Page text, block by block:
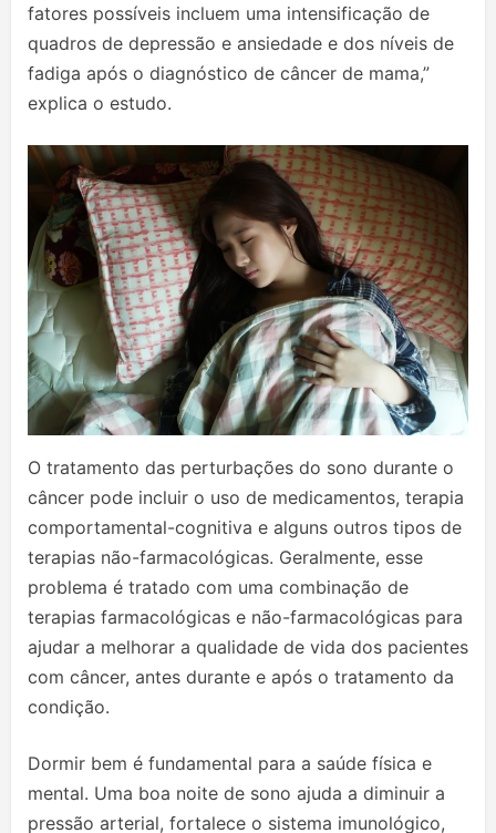
fatores possíveis incluem uma intensificação de
quadros de depressão e ansiedade e dos níveis de
fadiga após o diagnóstico de câncer de mama,”
explica o estudo.
O tratamento das perturbações do sono durante o
câncer pode incluir o uso de medicamentos, terapia
comportamental-cognitiva e alguns outros tipos de
terapias não-farmacológicas. Geralmente, esse
problema é tratado com uma combinação de
terapias farmacológicas e não-farmacológicas para
ajudar a melhorar a qualidade de vida dos pacientes
com câncer, antes durante e após o tratamento da
condição.
Dormir bem é fundamental para a saúde física e
mental. Uma boa noite de sono ajuda a diminuir a
pressão arterial, fortalece o sistema imunológico,